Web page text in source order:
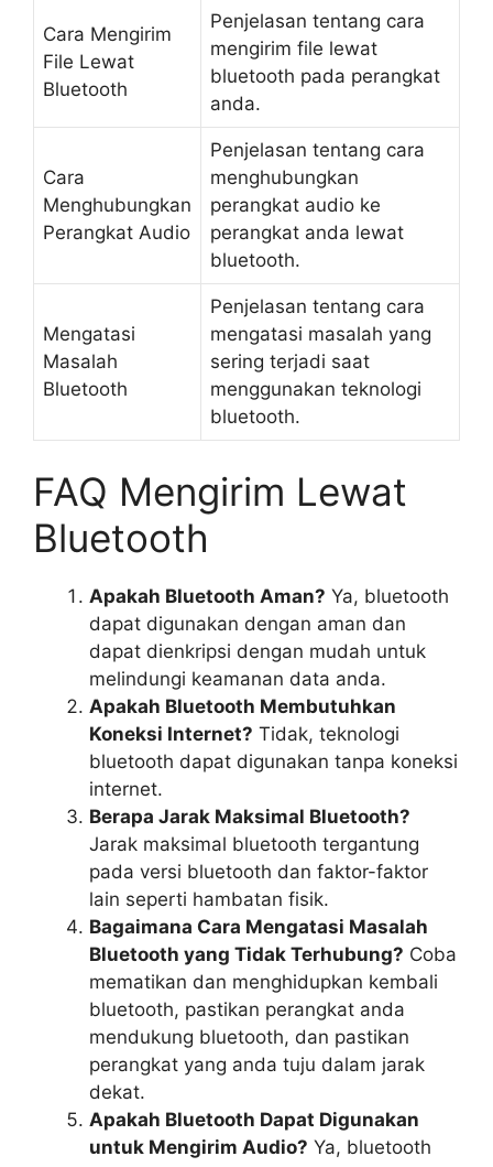
Cara Mengirim
File Lewat
Bluetooth
Penjelasan tentang cara
mengirim file lewat
bluetooth pada perangkat
anda.
Cara
Menghubungkan
Perangkat Audio
Penjelasan tentang cara
menghubungkan
perangkat audio ke
perangkat anda lewat
bluetooth.
Mengatasi
Masalah
Bluetooth
Penjelasan tentang cara
mengatasi masalah yang
sering terjadi saat
menggunakan teknologi
bluetooth.
FAQ Mengirim Lewat
Bluetooth
Apakah Bluetooth Aman? Ya, bluetooth
dapat digunakan dengan aman dan
dapat dienkripsi dengan mudah untuk
melindungi keamanan data anda.
Apakah Bluetooth Membutuhkan
Koneksi Internet? Tidak, teknologi
bluetooth dapat digunakan tanpa koneksi
internet.
Berapa Jarak Maksimal Bluetooth?
Jarak maksimal bluetooth tergantung
pada versi bluetooth dan faktor-faktor
lain seperti hambatan fisik.
Bagaimana Cara Mengatasi Masalah
Bluetooth yang Tidak Terhubung? Coba
mematikan dan menghidupkan kembali
bluetooth, pastikan perangkat anda
mendukung bluetooth, dan pastikan
perangkat yang anda tuju dalam jarak
dekat.
Apakah Bluetooth Dapat Digunakan
untuk Mengirim Audio? Ya, bluetooth